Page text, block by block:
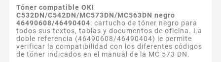
Tóner compatible OKI
C532DN/C542DN/MC573DN/MC563DN negro
46490608/46490404: cartucho de tóner negro para
todos sus textos, tablas y documentos de oficina. La
doble referencia (46490608/46490404) le permite
verificar la compatibilidad con los diferentes códigos
de tóner indicados en el manual de la MC 573 DN.